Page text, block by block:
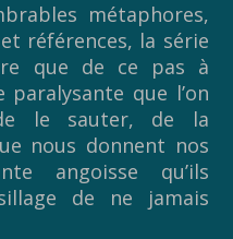
métaphores,
références, la série
que de ce pas à
que l’on
le sauter, de la
nous donnent nos
angoisse qu’ils
de ne jamais